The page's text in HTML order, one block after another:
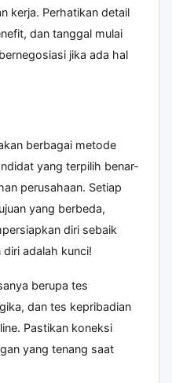
kerja. Perhatikan detail
dan tanggal mulai
jika ada hal
berbagai metode
yang terpilih benar-
perusahaan. Setiap
yang berbeda,
diri sebaik
adalah kunci!
berupa tes
dan tes kepribadian
Pastikan koneksi
yang tenang saat